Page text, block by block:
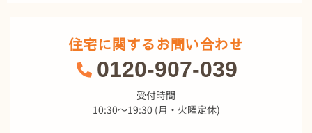
住宅に関するお問い合わせ
0120-907-039
受付時間
10:30～19:30 (月・火曜定休)